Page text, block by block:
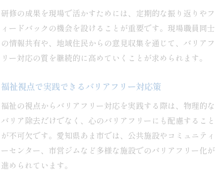
安心社会実現に向けたバリアフリー施策の要点
災害時も安心なバリアフリー環境づくり
公共施設におけるバリアフリー対応の重要性
福祉研修が広げるバリアフリー意識の浸透
行政発信のバリアフリー情報を活用する方法
障害福祉課の公式情報を正確に把握するコツ
最新施策のバリアフリー研修への反映方法
コミュニティーセンターと行政連携の重要性
防災関連施策とバリアフリーの融合ポイント
研修の成果を現場で活かすためには、定期的な振り返りやフ
ィードバックの機会を設けることが重要です。現場職員同士
の情報共有や、地域住民からの意見収集を通じて、バリアフ
リー対応の質を継続的に高めていくことが求められます。
福祉視点で実践できるバリアフリー対応策
福祉の視点からバリアフリー対応を実践する際は、物理的な
バリア除去だけでなく、心のバリアフリーにも配慮すること
が不可欠です。愛知県あま市では、公共施設やコミュニティ
ーセンター、市営ジムなど多様な施設でのバリアフリー化が
進められています。